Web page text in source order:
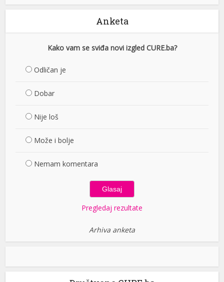
Anketa
Kako vam se sviđa novi izgled CURE.ba?
Odličan je
Dobar
Nije loš
Može i bolje
Nemam komentara
Pregledaj rezultate
Arhiva anketa